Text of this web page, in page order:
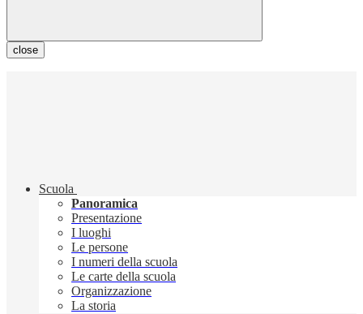
close
Scuola
Panoramica
Presentazione
I luoghi
Le persone
I numeri della scuola
Le carte della scuola
Organizzazione
La storia